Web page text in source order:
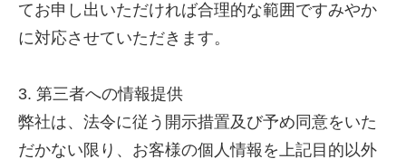
てお申し出いただければ合理的な範囲ですみやか
に対応させていただきます。
3. 第三者への情報提供
弊社は、法令に従う開示措置及び予め同意をいた
だかない限り、お客様の個人情報を上記目的以外